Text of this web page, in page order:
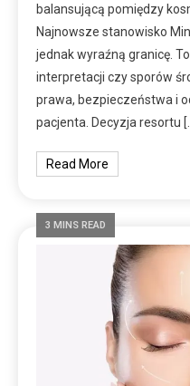
balansującą pomiędzy
Najnowsze stanowisko
jednak wyraźną granicę.
interpretacji czy sporów
prawa, bezpieczeństwa i
pacjenta. Decyzja resortu
Read More
3 MINS READ